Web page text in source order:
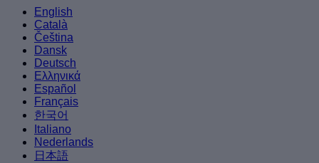
English
Català
Čeština
Dansk
Deutsch
Ελληνικά
Español
Français
한국어
Italiano
Nederlands
日本語